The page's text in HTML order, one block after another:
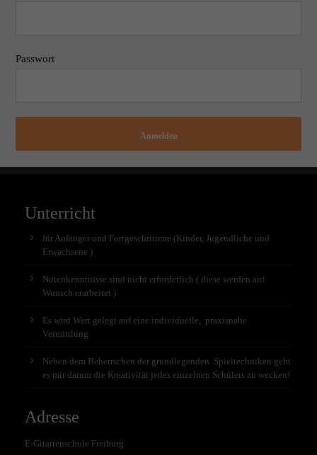
Passwort
Anmelden
Unterricht
für Anfänger und Fortgeschrittene (Kinder, Jugendliche und
Erwachsene )
Notenkenntnisse sind nicht erforderlich ( diese werden auf
Wunsch erarbeitet )
Es wird Wert gelegt auf eine individuelle, praxisnahe
Vermittlung
Neben dem Beherrschen der grundlegenden Spieltechniken geht
es mir darum die Kreativität jedes einzelnen Schülers zu wecken!
Adresse
E-Gitarrenschule Freiburg